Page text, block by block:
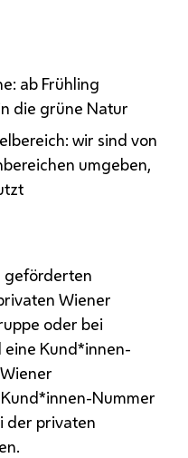
ab Frühling
die grüne Natur
wir sind von
umgeben,
geförderten
Wiener
oder bei
Kund*innen-
Nummer
der privaten